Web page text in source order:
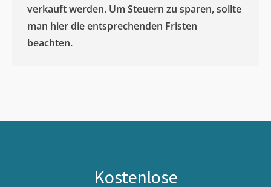
verkauft werden. Um Steuern zu sparen, sollte
man hier die entsprechenden Fristen
beachten.
Kostenlose